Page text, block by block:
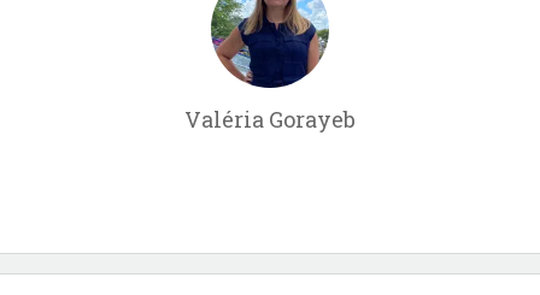
Valéria Gorayeb